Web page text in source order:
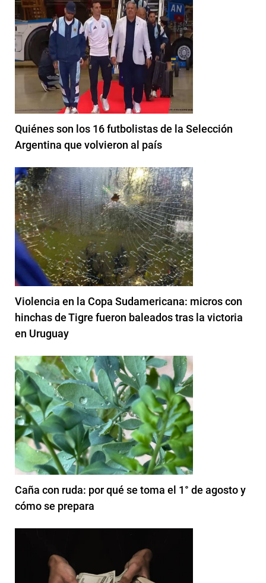
Quiénes son los 16 futbolistas de la Selección
Argentina que volvieron al país
Violencia en la Copa Sudamericana: micros con
hinchas de Tigre fueron baleados tras la victoria
en Uruguay
Caña con ruda: por qué se toma el 1° de agosto y
cómo se prepara